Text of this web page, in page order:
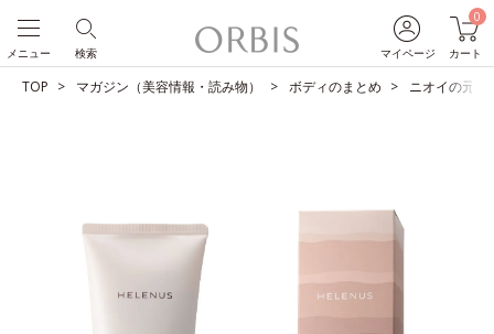
マイページ
0
カート
検索
メニュー
TOP マガジン（美容情報・読み物） ボディのまとめ ニオイの元